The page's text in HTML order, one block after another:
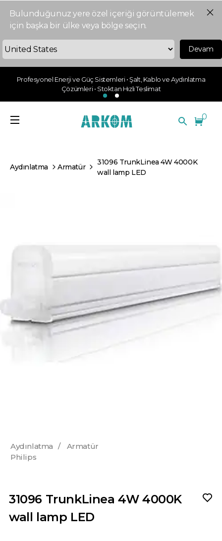
Bulunduğunuz yere özel içeriği görüntülemek
için başka bir ülke veya bölge seçin.
Devam
Profesyonel Enerji ve Güç Sistemleri • Şalt, Kablo ve Aydınlatma
Çözümleri • Stoktan Hızlı Teslimat
0
Aydınlatma Armatür
31096 TrunkLinea 4W 4000K
wall lamp LED
Aydınlatma /
Armatür
Philips
31096 TrunkLinea 4W 4000K
wall lamp LED